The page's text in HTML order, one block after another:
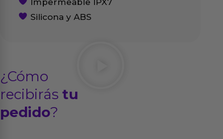
Impermeable IPX7
Silicona y ABS
¿Cómo
recibirás tu
pedido?